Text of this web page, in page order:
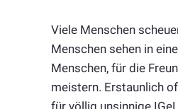
Viele Menschen
Menschen sehen in
Menschen, für die
meistern. Erstaunlich